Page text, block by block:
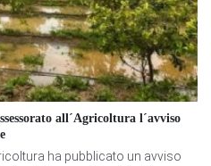
all´Agricoltura l´avviso
ha pubblicato un avviso